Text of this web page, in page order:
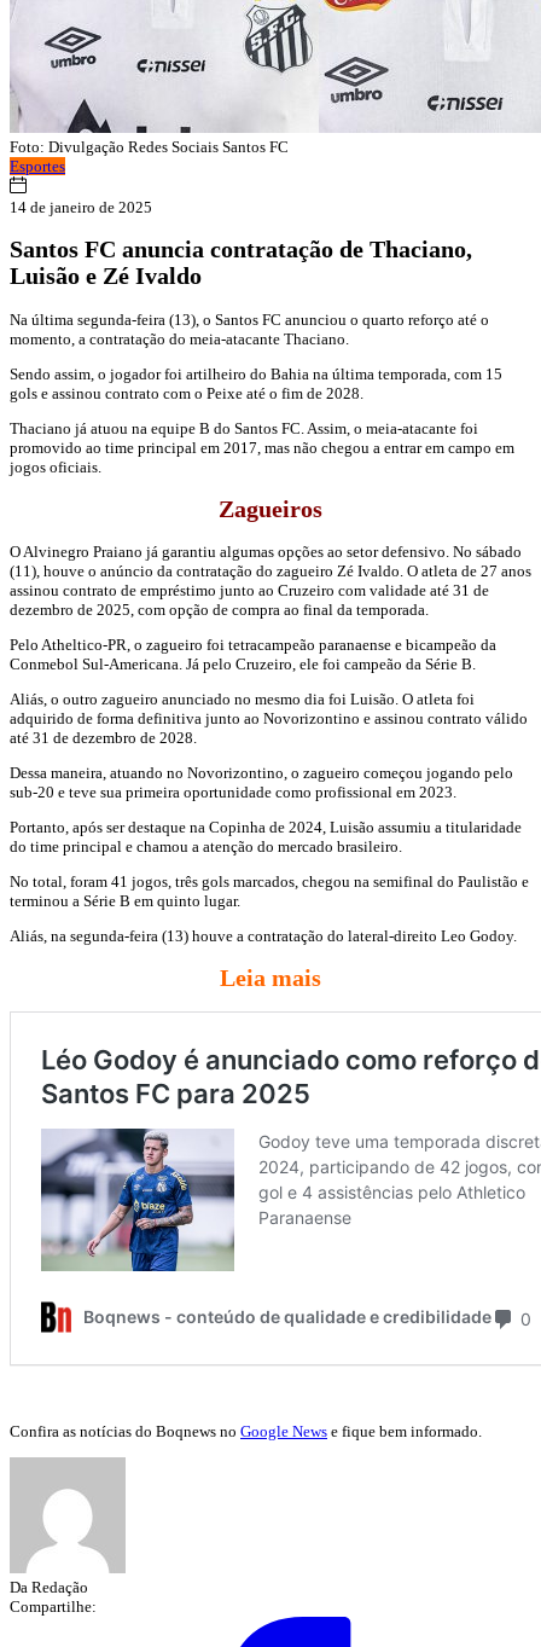
Foto: Divulgação Redes Sociais Santos FC
Esportes
14 de janeiro de 2025
Santos FC anuncia contratação de Thaciano,
Luisão e Zé Ivaldo
Na última segunda-feira (13), o Santos FC anunciou o quarto reforço até o
momento, a contratação do meia-atacante Thaciano.
Sendo assim, o jogador foi artilheiro do Bahia na última temporada, com 15
gols e assinou contrato com o Peixe até o fim de 2028.
Thaciano já atuou na equipe B do Santos FC. Assim, o meia-atacante foi
promovido ao time principal em 2017, mas não chegou a entrar em campo em
jogos oficiais.
Zagueiros
O Alvinegro Praiano já garantiu algumas opções ao setor defensivo. No sábado
(11), houve o anúncio da contratação do zagueiro Zé Ivaldo. O atleta de 27 anos
assinou contrato de empréstimo junto ao Cruzeiro com validade até 31 de
dezembro de 2025, com opção de compra ao final da temporada.
Pelo Atheltico-PR, o zagueiro foi tetracampeão paranaense e bicampeão da
Conmebol Sul-Americana. Já pelo Cruzeiro, ele foi campeão da Série B.
Aliás, o outro zagueiro anunciado no mesmo dia foi Luisão. O atleta foi
adquirido de forma definitiva junto ao Novorizontino e assinou contrato válido
até 31 de dezembro de 2028.
Dessa maneira, atuando no Novorizontino, o zagueiro começou jogando pelo
sub-20 e teve sua primeira oportunidade como profissional em 2023.
Portanto, após ser destaque na Copinha de 2024, Luisão assumiu a titularidade
do time principal e chamou a atenção do mercado brasileiro.
No total, foram 41 jogos, três gols marcados, chegou na semifinal do Paulistão e
terminou a Série B em quinto lugar.
Aliás, na segunda-feira (13) houve a contratação do lateral-direito Leo Godoy.
Leia mais
Confira as notícias do Boqnews no Google News e fique bem informado.
Da Redação
Compartilhe: